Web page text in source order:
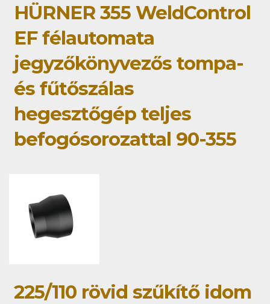
HÜRNER 355 WeldControl
EF félautomata
jegyzőkönyvezős tompa-
és fűtőszálas
hegesztőgép teljes
befogósorozattal 90-355
225/110 rövid szűkítő idom